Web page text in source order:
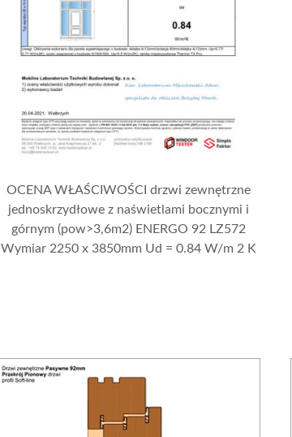
OCENA WŁAŚCIWOŚCI drzwi zewnętrzne
jednoskrzydłowe z naświetlami bocznymi i
górnym (pow>3,6m2) ENERGO 92 LZ572
Wymiar 2250 x 3850mm Ud = 0.84 W/m 2 K